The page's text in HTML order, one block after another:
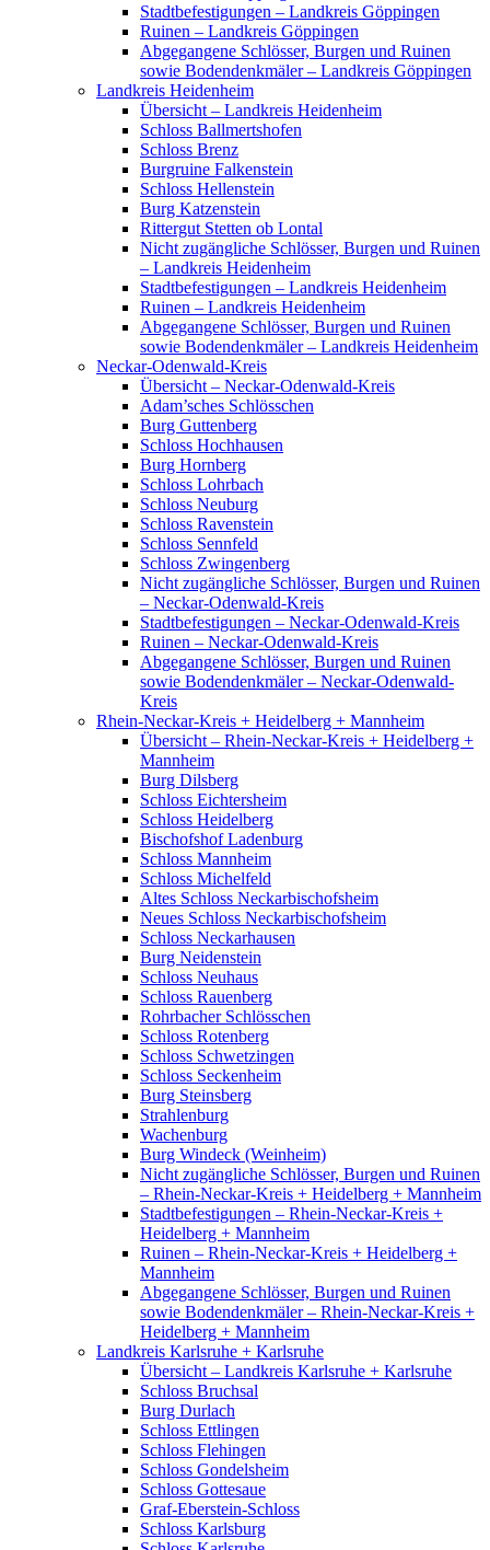
Stadtbefestigungen – Landkreis Göppingen
Ruinen – Landkreis Göppingen
Abgegangene Schlösser, Burgen und Ruinen
sowie Bodendenkmäler – Landkreis Göppingen
Landkreis Heidenheim
Übersicht – Landkreis Heidenheim
Schloss Ballmertshofen
Schloss Brenz
Burgruine Falkenstein
Schloss Hellenstein
Burg Katzenstein
Rittergut Stetten ob Lontal
Nicht zugängliche Schlösser, Burgen und Ruinen
– Landkreis Heidenheim
Stadtbefestigungen – Landkreis Heidenheim
Ruinen – Landkreis Heidenheim
Abgegangene Schlösser, Burgen und Ruinen
sowie Bodendenkmäler – Landkreis Heidenheim
Neckar-Odenwald-Kreis
Übersicht – Neckar-Odenwald-Kreis
Adam’sches Schlösschen
Burg Guttenberg
Schloss Hochhausen
Burg Hornberg
Schloss Lohrbach
Schloss Neuburg
Schloss Ravenstein
Schloss Sennfeld
Schloss Zwingenberg
Nicht zugängliche Schlösser, Burgen und Ruinen
– Neckar-Odenwald-Kreis
Stadtbefestigungen – Neckar-Odenwald-Kreis
Ruinen – Neckar-Odenwald-Kreis
Abgegangene Schlösser, Burgen und Ruinen
sowie Bodendenkmäler – Neckar-Odenwald-
Kreis
Rhein-Neckar-Kreis + Heidelberg + Mannheim
Übersicht – Rhein-Neckar-Kreis + Heidelberg +
Mannheim
Burg Dilsberg
Schloss Eichtersheim
Schloss Heidelberg
Bischofshof Ladenburg
Schloss Mannheim
Schloss Michelfeld
Altes Schloss Neckarbischofsheim
Neues Schloss Neckarbischofsheim
Schloss Neckarhausen
Burg Neidenstein
Schloss Neuhaus
Schloss Rauenberg
Rohrbacher Schlösschen
Schloss Rotenberg
Schloss Schwetzingen
Schloss Seckenheim
Burg Steinsberg
Strahlenburg
Wachenburg
Burg Windeck (Weinheim)
Nicht zugängliche Schlösser, Burgen und Ruinen
– Rhein-Neckar-Kreis + Heidelberg + Mannheim
Stadtbefestigungen – Rhein-Neckar-Kreis +
Heidelberg + Mannheim
Ruinen – Rhein-Neckar-Kreis + Heidelberg +
Mannheim
Abgegangene Schlösser, Burgen und Ruinen
sowie Bodendenkmäler – Rhein-Neckar-Kreis +
Heidelberg + Mannheim
Landkreis Karlsruhe + Karlsruhe
Übersicht – Landkreis Karlsruhe + Karlsruhe
Schloss Bruchsal
Burg Durlach
Schloss Ettlingen
Schloss Flehingen
Schloss Gondelsheim
Schloss Gottesaue
Graf-Eberstein-Schloss
Schloss Karlsburg